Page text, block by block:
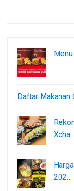
Daftar Makanan
Xcha…
202…